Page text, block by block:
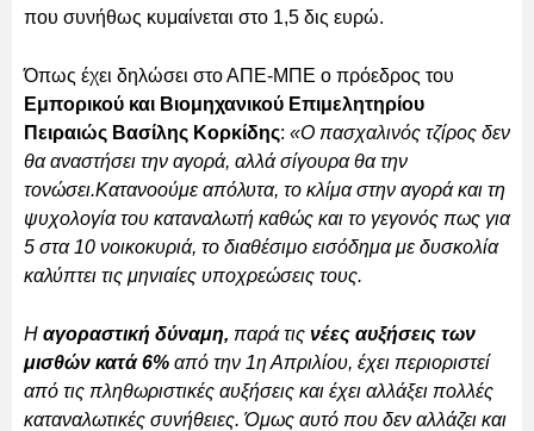
που συνήθως κυμαίνεται στο 1,5 δις ευρώ.
Όπως έχει δηλώσει στο ΑΠΕ-ΜΠΕ ο πρόεδρος του
Εμπορικού και Βιομηχανικού Επιμελητηρίου
Πειραιώς Βασίλης Κορκίδης: «Ο πασχαλινός τζίρος δεν
θα αναστήσει την αγορά, αλλά σίγουρα θα την
τονώσει.Κατανοούμε απόλυτα, το κλίμα στην αγορά και τη
ψυχολογία του καταναλωτή καθώς και το γεγονός πως για
5 στα 10 νοικοκυριά, το διαθέσιμο εισόδημα με δυσκολία
καλύπτει τις μηνιαίες υποχρεώσεις τους.
Η αγοραστική δύναμη, παρά τις νέες αυξήσεις των
μισθών κατά 6% από την 1η Απριλίου, έχει περιοριστεί
από τις πληθωριστικές αυξήσεις και έχει αλλάξει πολλές
καταναλωτικές συνήθειες. Όμως αυτό που δεν αλλάζει και